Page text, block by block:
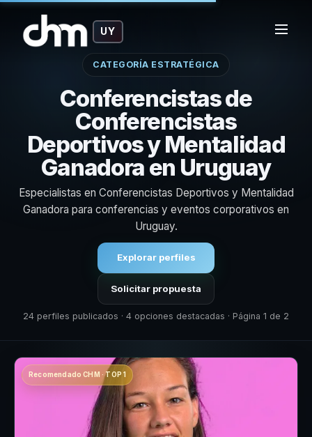
UY
CATEGORÍA ESTRATÉGICA
Conferencistas de
Conferencistas
Deportivos y Mentalidad
Ganadora en Uruguay
Especialistas en Conferencistas Deportivos y Mentalidad
Ganadora para conferencias y eventos corporativos en
Uruguay.
Explorar perfiles
Solicitar propuesta
24 perfiles publicados · 4 opciones destacadas · Página 1 de 2
Recomendado CHM · TOP 1